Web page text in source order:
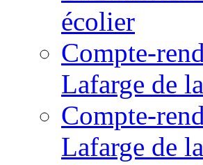
écolier
Compte-
Lafarge de
Compte-
Lafarge de